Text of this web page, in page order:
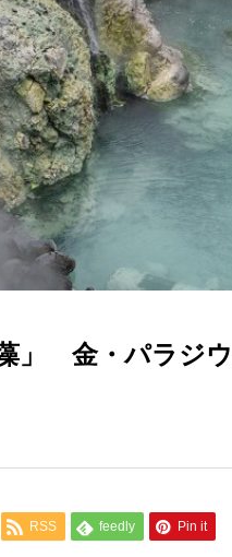
」 金・パラジ
RSS feedly Pin it